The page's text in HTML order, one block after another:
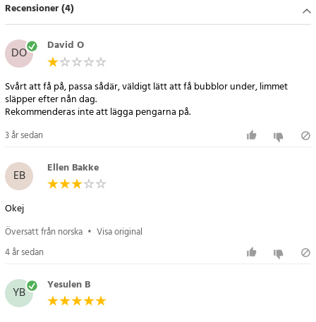
Recensioner (4)
DO David O
Svårt att få på, passa sådär, väldigt lätt att få bubblor under, limmet
släpper efter nån dag.
Rekommenderas inte att lägga pengarna på.
3 år sedan
EB Ellen Bakke
Okej
Översatt från norska • Visa original
4 år sedan
YB Yesulen B